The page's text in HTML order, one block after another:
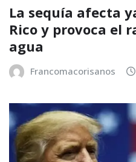
La sequía afecta
Rico y provoca el
agua
Francomacorisanos